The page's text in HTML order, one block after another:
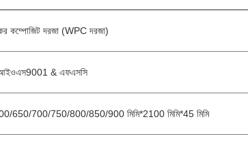
কম্পোজিট দরজা (WPC দরজা)
& এফএসসি
650/700/750/800/850/900 মিমি*2100 মিমি*45 মিমি